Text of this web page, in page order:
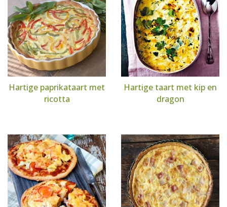
Hartige paprikataart met
ricotta
Hartige taart met kip en
dragon